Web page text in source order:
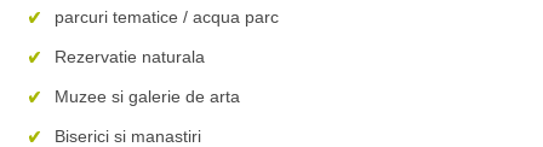
parcuri tematice / acqua parc
Rezervatie naturala
Muzee si galerie de arta
Biserici si manastiri